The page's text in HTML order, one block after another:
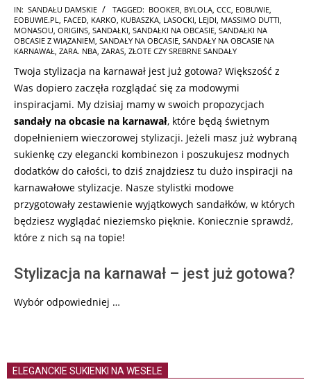
2025-
01-
02
IN: SANDAŁU DAMSKIE TAGGED: BOOKER BYLOLA CCC EOBUWIE
EOBUWIE.PL
FACED KARKO KUBASZKA LASOCKI LEJDI MASSIMO DUTTI
MONASOU ORIGINS SANDAŁKI SANDAŁKI NA OBCASIE SANDAŁKI NA
OBCASIE Z WIĄZANIEM SANDAŁY NA OBCASIE SANDAŁY NA OBCASIE NA
KARNAWAŁ ZARA. NBA ZARAS ZŁOTE CZY SREBRNE SANDAŁY
Twoja stylizacja na karnawał jest już gotowa? Większość z
Was dopiero zaczęła rozglądać się za modowymi
inspiracjami. My dzisiaj mamy w swoich propozycjach
sandały na obcasie na karnawał, które będą świetnym
dopełnieniem wieczorowej stylizacji. Jeżeli masz już wybraną
sukienkę czy elegancki kombinezon i poszukujesz modnych
dodatków do całości, to dziś znajdziesz tu dużo inspiracji na
karnawałowe stylizacje. Nasze stylistki modowe
przygotowały zestawienie wyjątkowych sandałków, w których
będziesz wyglądać nieziemsko pięknie. Koniecznie sprawdź,
które z nich są na topie!
Stylizacja na karnawał – jest już gotowa?
Wybór odpowiedniej …
ELEGANCKIE SUKIENKI NA WESELE